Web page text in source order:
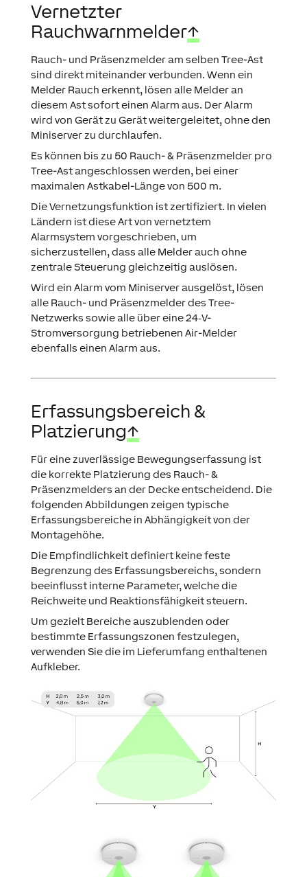
Vernetzter
Rauchwarnmelder↑
Rauch- und Präsenzmelder am selben Tree-Ast
sind direkt miteinander verbunden. Wenn ein
Melder Rauch erkennt, lösen alle Melder an
diesem Ast sofort einen Alarm aus. Der Alarm
wird von Gerät zu Gerät weitergeleitet, ohne den
Miniserver zu durchlaufen.
Es können bis zu 50 Rauch- & Präsenzmelder pro
Tree-Ast angeschlossen werden, bei einer
maximalen Astkabel-Länge von 500 m.
Die Vernetzungsfunktion ist zertifiziert. In vielen
Ländern ist diese Art von vernetztem
Alarmsystem vorgeschrieben, um
sicherzustellen, dass alle Melder auch ohne
zentrale Steuerung gleichzeitig auslösen.
Wird ein Alarm vom Miniserver ausgelöst, lösen
alle Rauch- und Präsenzmelder des Tree-
Netzwerks sowie alle über eine 24‑V-
Stromversorgung betriebenen Air-Melder
ebenfalls einen Alarm aus.
Erfassungsbereich &
Platzierung↑
Für eine zuverlässige Bewegungserfassung ist
die korrekte Platzierung des Rauch- &
Präsenzmelders an der Decke entscheidend. Die
folgenden Abbildungen zeigen typische
Erfassungsbereiche in Abhängigkeit von der
Montagehöhe.
Die Empfindlichkeit definiert keine feste
Begrenzung des Erfassungsbereichs, sondern
beeinflusst interne Parameter, welche die
Reichweite und Reaktionsfähigkeit steuern.
Um gezielt Bereiche auszublenden oder
bestimmte Erfassungszonen festzulegen,
verwenden Sie die im Lieferumfang enthaltenen
Aufkleber.